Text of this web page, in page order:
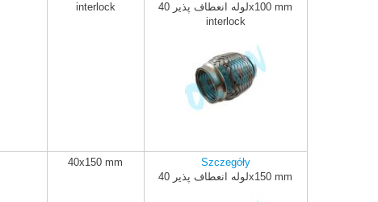
ADD TO CART
interlock
لوله انعطاف پذیر 40x100 mm
interlock
40x150 mm
Szczegóły
لوله انعطاف پذیر 40x150 mm